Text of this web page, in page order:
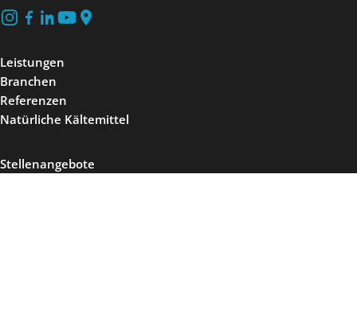
Leistungen
Branchen
Referenzen
Natürliche Kältemittel
Stellenangebote